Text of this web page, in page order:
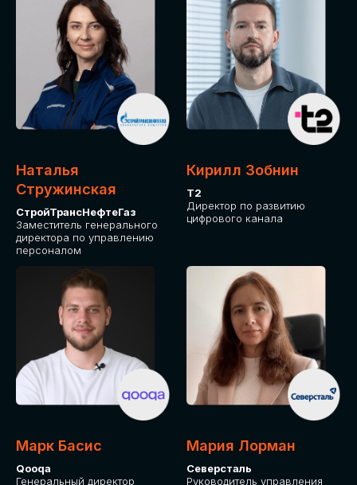
Наталья
Стружинская
СтройТрансНефтеГаз
Заместитель генерального
директора по управлению
персоналом
Кирилл Зобнин
Т2
Директор по развитию
цифрового канала
Марк Басис
Qooqa
Генеральный директор
Мария Лорман
Северсталь
Руководитель управления
Приглашаем стать спикером GLOBAL
TECH FORUM и поделиться своим
опытом и экспертизой. Будем рады
сотрудничеству!
СПИКЕРОМ
IT Solutions for Business
СРЕДИ ПАРТНЕРОВ
МЕРОПРИЯТИЯ